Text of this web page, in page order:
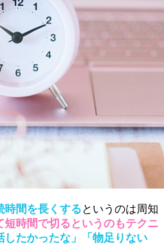
時間を長くするというのは周知
短時間で切るというのもテクニ
したかったな」「物足りない